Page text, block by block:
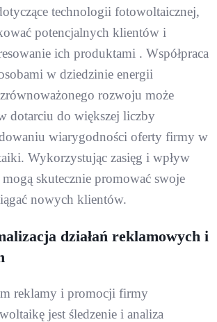
technologii fotowoltaicznej,
potencjalnych klientów i
ich produktami . Współpraca
w dziedzinie energii
rozwoju może
dotarciu do większej liczby
wiarygodności oferty firmy w
Wykorzystując zasięg i wpływ
skutecznie promować swoje
nowych klientów.
działań reklamowych i
reklamy i promocji firmy
jest śledzenie i analiza